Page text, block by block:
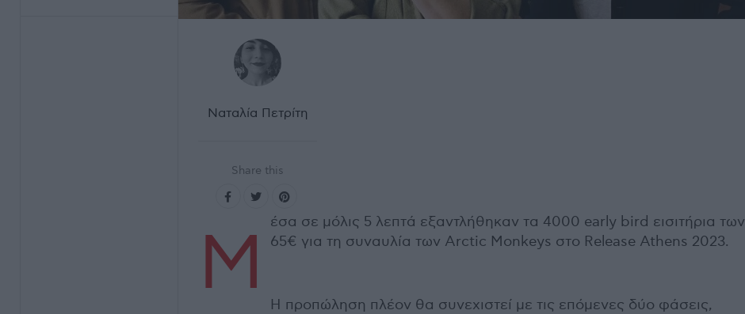
Ναταλία Πετρίτη
Share this
Μ
έσα σε μόλις 5 λεπτά εξαντλήθηκαν τα 4000 early bird εισιτήρια των
65€ για τη συναυλία των Arctic Monkeys στο Release Athens 2023.
Η προπώληση πλέον θα συνεχιστεί με τις επόμενες δύο φάσεις,